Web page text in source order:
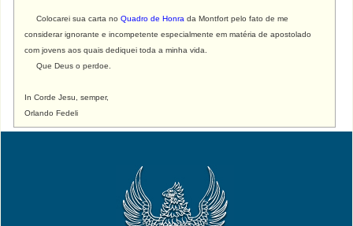
Colocarei sua carta noQuadro de Honra da Montfort pelo fato de me
considerar ignorante e incompetente especialmente em matéria de apostolado
com jovens aos quais dediquei toda a minha vida.
Que Deus o perdoe.
In Corde Jesu, semper,
Orlando Fedeli